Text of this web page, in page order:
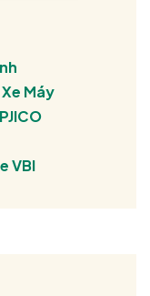
Máy
VBI